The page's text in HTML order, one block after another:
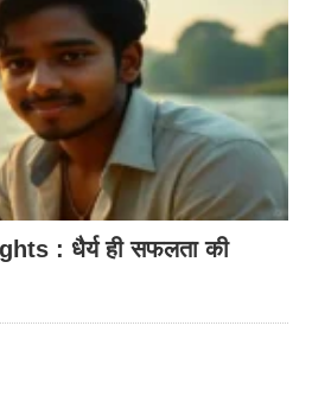
: धैर्य ही सफलता की